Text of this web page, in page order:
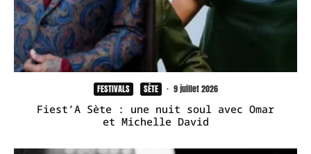
FESTIVALS SÈTE · 9 juillet 2026
Fiest’A Sète : une nuit soul avec Omar
et Michelle David